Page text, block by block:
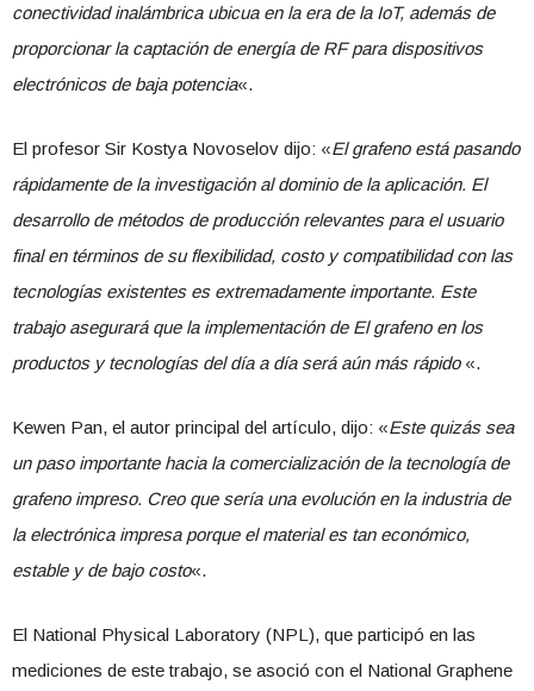
conectividad inalámbrica ubicua en la era de la IoT, además de
proporcionar la captación de energía de RF para dispositivos
electrónicos de baja potencia«.
El profesor Sir Kostya Novoselov dijo: «El grafeno está pasando
rápidamente de la investigación al dominio de la aplicación. El
desarrollo de métodos de producción relevantes para el usuario
final en términos de su flexibilidad, costo y compatibilidad con las
tecnologías existentes es extremadamente importante. Este
trabajo asegurará que la implementación de El grafeno en los
productos y tecnologías del día a día será aún más rápido«.
Kewen Pan, el autor principal del artículo, dijo: «Este quizás sea
un paso importante hacia la comercialización de la tecnología de
grafeno impreso. Creo que sería una evolución en la industria de
la electrónica impresa porque el material es tan económico,
estable y de bajo costo«.
El National Physical Laboratory (NPL), que participó en las
mediciones de este trabajo, se asoció con el National Graphene